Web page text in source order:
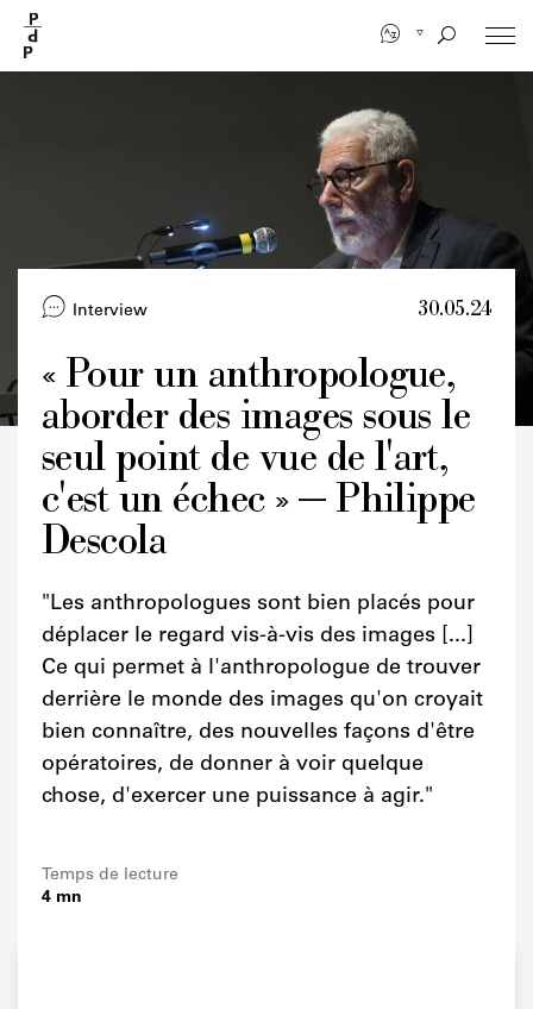
contenu
principal
Crédits
Interview 30.05.24
« Pour un anthropologue,
aborder des images sous le
seul point de vue de l'art,
c'est un échec » — Philippe
Descola
"Les anthropologues sont bien placés pour
déplacer le regard vis-à-vis des images [...]
Ce qui permet à l'anthropologue de trouver
derrière le monde des images qu'on croyait
bien connaître, des nouvelles façons d'être
opératoires, de donner à voir quelque
chose, d'exercer une puissance à agir."
Temps de lecture
4 mn